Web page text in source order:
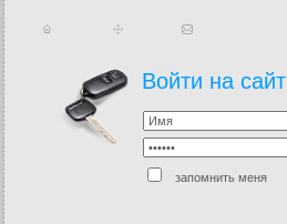
Войти на сайт
запомнить меня